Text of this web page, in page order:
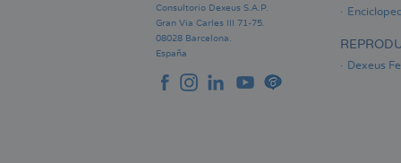
Consultorio Dexeus S.A.P.
Gran Via Carles III 71-75.
08028 Barcelona.
España
Dexeus